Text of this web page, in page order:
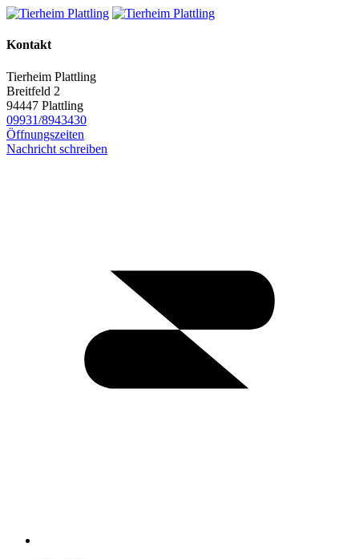
Kontakt
Tierheim Plattling
Breitfeld 2
94447 Plattling
09931/8943430
Öffnungszeiten
Nachricht schreiben